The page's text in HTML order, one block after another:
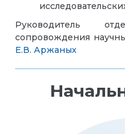
Руководитель
сопровождения
Е.В. Аржаных